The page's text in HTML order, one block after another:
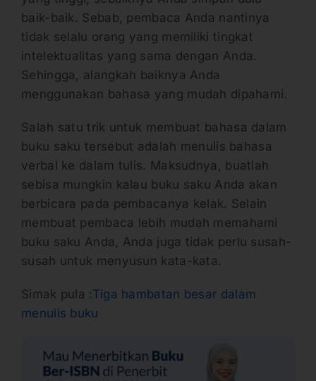
baik-baik. Sebab, pembaca Anda nantinya
tidak selalu orang yang memiliki tingkat
intelektualitas yang sama dengan Anda.
Sehingga, alangkah baiknya Anda
menggunakan bahasa yang mudah dipahami.
Salah satu trik untuk membuat bahasa dalam
buku saku tersebut adalah menulis bahasa
verbal ke dalam tulis. Maksudnya, buatlah
sebisa mungkin kalau buku saku Anda akan
berbicara pada pembacanya kelak. Selain
membuat pembaca lebih mudah memahami
buku saku Anda, Anda juga tidak perlu susah-
susah untuk menyusun kata-kata.
Simak pula :Tiga hambatan besar dalam
menulis buku